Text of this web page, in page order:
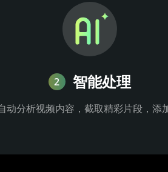
2 智能处理
动分析视频内容，截取精彩片段，添